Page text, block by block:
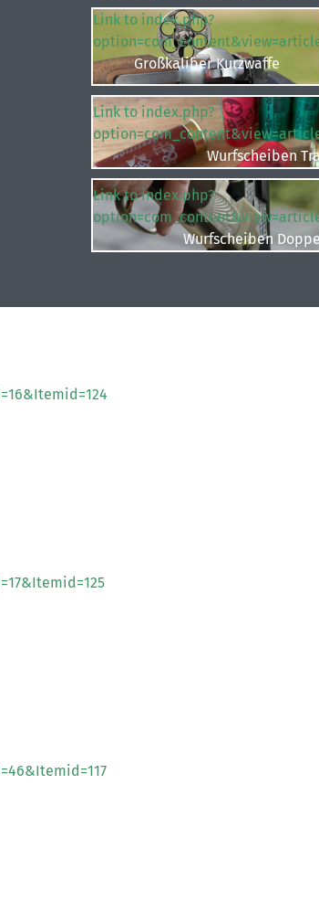
Link to index.php?
Großkaliber Kurzwaffe
Link to index.php?
Wurfscheiben
Link to index.php?
Wurfscheiben